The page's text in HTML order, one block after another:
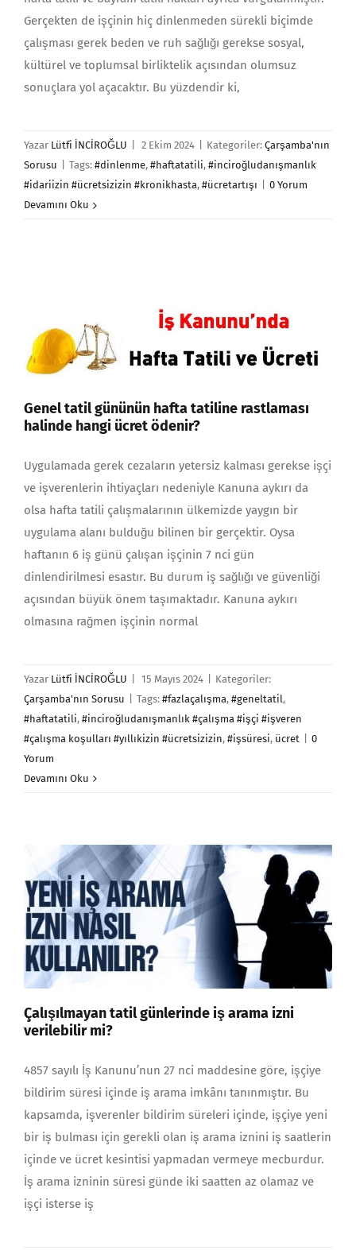
Gerçekten de işçinin hiç dinlenmeden sürekli biçimde
çalışması gerek beden ve ruh sağlığı gerekse sosyal,
kültürel ve toplumsal birliktelik açısından olumsuz
sonuçlara yol açacaktır. Bu yüzdendir ki,
Yazar Lütfi İNCİROĞLU 2 Ekim 2024 Kategoriler: Çarşamba'nın
Sorusu
Tags: #dinlenme, #haftatatili, #inciroğludanışmanlık
#idariizin #ücretsizizin #kronikhasta, #ücretartışı
0 Yorum
Devamını Oku
Genel tatil gününün hafta tatiline rastlaması
halinde hangi ücret ödenir?
Uygulamada gerek cezaların yetersiz kalması gerekse iş­çi
ve işverenlerin ihtiyaçları nedeniyle Kanuna aykırı da
olsa hafta tatili çalışmaları­nın ülkemizde yaygın bir
uygulama alanı bulduğu bilinen bir gerçektir. Oysa
haftanın 6 iş günü çalışan işçinin 7 nci gün
dinlendirilmesi esastır. Bu durum iş sağlığı ve güvenliği
açısından büyük önem taşımaktadır. Kanuna aykırı
olmasına rağmen işçinin normal
Yazar Lütfi İNCİROĞLU 15 Mayıs 2024
Kategoriler:
Çarşamba'nın Sorusu
Tags: #fazlaçalışma, #geneltatil,
#haftatatili, #inciroğludanışmanlık #çalışma #işçi #işveren
#çalışma koşulları #yıllıkizin #ücretsizizin, #işsüresi, ücret
0
Yorum
Devamını Oku
Çalışılmayan tatil günlerinde iş arama izni
verilebilir mi?
4857 sayılı İş Kanunu’nun 27 nci maddesine göre, işçiye
bildirim süresi içinde iş arama imkânı tanınmıştır. Bu
kapsamda, işverenler bildirim süreleri içinde, işçiye yeni
bir iş bulması için gerekli olan iş arama iznini iş saatlerin
içinde ve ücret kesintisi yapmadan vermeye mecburdur.
İş arama izninin sü­resi günde iki saatten az olamaz ve
işçi isterse iş